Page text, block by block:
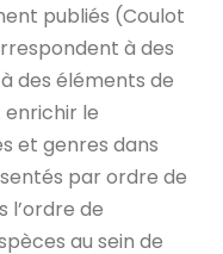
publiés (Coulot
à des
des éléments de
le
et genres dans
par ordre de
l’ordre de
au sein de